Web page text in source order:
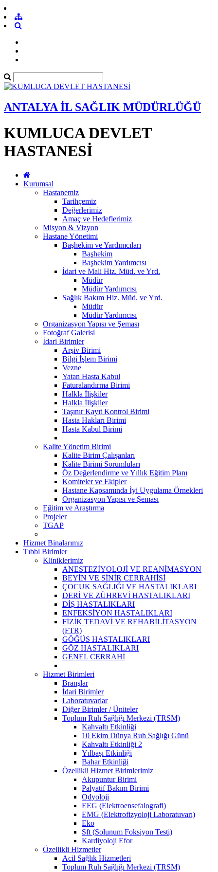
ANTALYA İL SAĞLIK MÜDÜRLÜĞÜ
KUMLUCA DEVLET
HASTANESİ
Kurumsal
Hastanemiz
Tarihçemiz
Değerlerimiz
Amaç ve Hedeflerimiz
Misyon & Vizyon
Hastane Yönetimi
Başhekim ve Yardımcıları
Başhekim
Başhekim Yardımcısı
İdari ve Mali Hiz. Müd. ve Yrd.
Müdür
Müdür Yardımcısı
Sağlık Bakım Hiz. Müd. ve Yrd.
Müdür
Müdür Yardımcısı
Organizasyon Yapısı ve Şeması
Fotoğraf Galerisi
İdari Birimler
Arşiv Birimi
Bilgi İşlem Birimi
Vezne
Yatan Hasta Kabul
Faturalandırma Birimi
Halkla İlişkiler
Halkla İlişkiler
Taşınır Kayıt Kontrol Birimi
Hasta Hakları Birimi
Hasta Kabul Birimi
Kalite Yönetim Birimi
Kalite Birim Çalışanları
Kalite Birimi Sorumluları
Öz Değerlendirme ve Yıllık Eğitim Planı
Komiteler ve Ekipler
Hastane Kapsamında İyi Uygulama Örnekleri
Organizasyon Yapısı ve Şeması
Eğitim ve Araştırma
Projeler
TGAP
Hizmet Binalarımız
Tıbbi Birimler
Kliniklerimiz
ANESTEZİYOLOJİ VE REANİMASYON
BEYİN VE SİNİR CERRAHİSİ
ÇOCUK SAĞLIĞI VE HASTALIKLARI
DERİ VE ZÜHREVİ HASTALIKLARI
DİŞ HASTALIKLARI
ENFEKSİYON HASTALIKLARI
FİZİK TEDAVİ VE REHABİLİTASYON
(FTR)
GÖĞÜS HASTALIKLARI
GÖZ HASTALIKLARI
GENEL CERRAHİ
Hizmet Birimleri
Branşlar
İdari Birimler
Laboratuvarlar
Diğer Birimler / Üniteler
Toplum Ruh Sağlığı Merkezi (TRSM)
Kahvaltı Etkinliği
10 Ekim Dünya Ruh Sağlığı Günü
Kahvaltı Etkinliği 2
Yılbaşı Etkinliği
Bahar Etkinliği
Özellikli Hizmet Birimlerimiz
Akupuntur Birimi
Palyatif Bakım Birimi
Odyoloji
EEG (Elektroensefalografi)
EMG (Elektrofizyoloji Laboratuvarı)
Eko
Sft (Solunum Foksiyon Testi)
Kardiyoloji Efor
Özellikli Hizmetler
Acil Sağlık Hizmetleri
Toplum Ruh Sağlığı Merkezi (TRSM)